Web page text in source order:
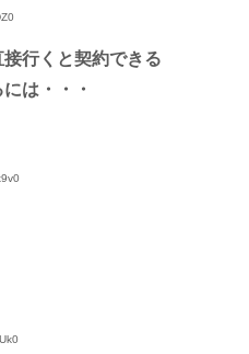
行くと契約できる
は・・・